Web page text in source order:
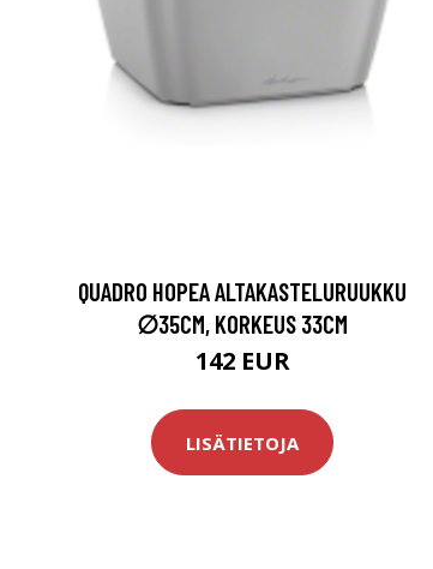
QUADRO HOPEA ALTAKASTELURUUKKU
∅35CM, KORKEUS 33CM
142 EUR
LISÄTIETOJA